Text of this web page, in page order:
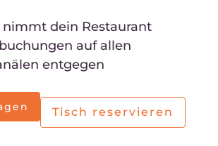
nimmt dein Restaurant
auf allen
entgegen
Tisch reservieren